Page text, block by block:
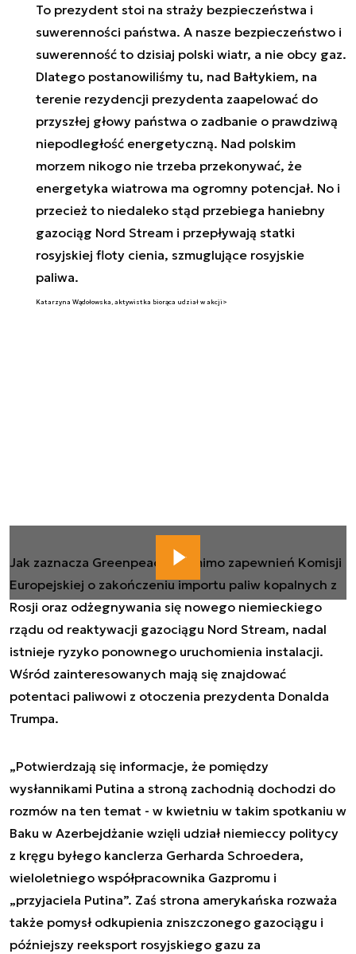
To prezydent stoi na straży bezpieczeństwa i
suwerenności państwa. A nasze bezpieczeństwo i
suwerenność to dzisiaj polski wiatr, a nie obcy gaz.
Dlatego postanowiliśmy tu, nad Bałtykiem, na
terenie rezydencji prezydenta zaapelować do
przyszłej głowy państwa o zadbanie o prawdziwą
niepodległość energetyczną. Nad polskim
morzem nikogo nie trzeba przekonywać, że
energetyka wiatrowa ma ogromny potencjał. No i
przecież to niedaleko stąd przebiega haniebny
gazociąg Nord Stream i przepływają statki
rosyjskiej floty cienia, szmuglujące rosyjskie
paliwa.
Katarzyna Wądołowska, aktywistka biorąca udział w akcji>
Jak zaznacza Greenpeace, pomimo zapewnień Komisji
Europejskiej o zakończeniu importu paliw kopalnych z
Rosji oraz odżegnywania się nowego niemieckiego
rządu od reaktywacji gazociągu Nord Stream, nadal
istnieje ryzyko ponownego uruchomienia instalacji.
Wśród zainteresowanych mają się znajdować
potentaci paliwowi z otoczenia prezydenta Donalda
Trumpa.
„Potwierdzają się informacje, że pomiędzy
wysłannikami Putina a stroną zachodnią dochodzi do
rozmów na ten temat - w kwietniu w takim spotkaniu w
Baku w Azerbejdżanie wzięli udział niemieccy politycy
z kręgu byłego kanclerza Gerharda Schroedera,
wieloletniego współpracownika Gazpromu i
„przyjaciela Putina”. Zaś strona amerykańska rozważa
także pomysł odkupienia zniszczonego gazociągu i
późniejszy reeksport rosyjskiego gazu za